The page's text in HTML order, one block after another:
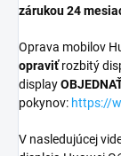
zárukou 24
Oprava mobilov
opraviťrozbitý
display
pokynov: https://
V nasledujúcej